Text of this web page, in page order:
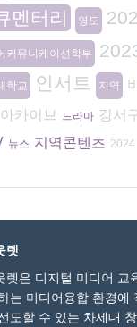
멘터리
영도
커뮤니케이션학부
학교 인서트 지역
카이브
드라마 강서
뉴스 지역콘텐츠 2024
렛
렛은 디지털 미디어 교
는 미디어융합 환경에
도할 수 있는 차세대